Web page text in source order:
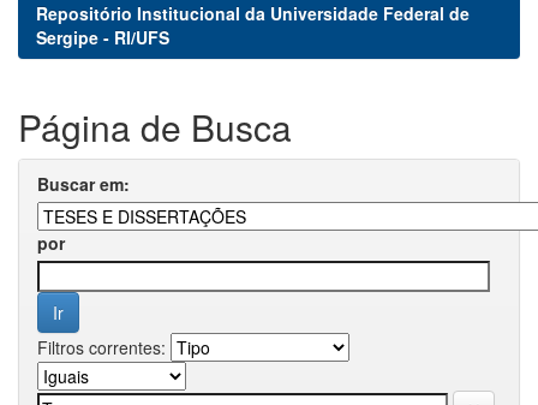
Repositório Institucional da Universidade Federal de
Sergipe - RI/UFS
Página de Busca
Buscar em:
por
Filtros correntes: